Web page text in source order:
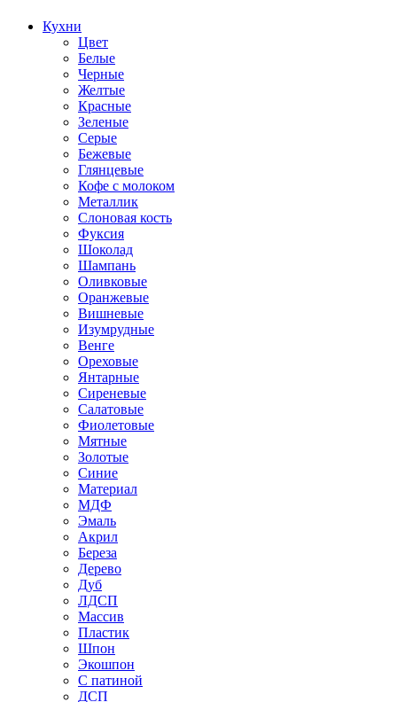
Кухни
Цвет
Белые
Черные
Желтые
Красные
Зеленые
Серые
Бежевые
Глянцевые
Кофе с молоком
Металлик
Слоновая кость
Фуксия
Шоколад
Шампань
Оливковые
Оранжевые
Вишневые
Изумрудные
Венге
Ореховые
Янтарные
Сиреневые
Салатовые
Фиолетовые
Мятные
Золотые
Синие
Материал
МДФ
Эмаль
Акрил
Береза
Дерево
Дуб
ЛДСП
Массив
Пластик
Шпон
Экошпон
С патиной
ДСП